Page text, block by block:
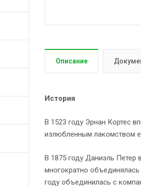
Описание
История
В 1523 году Эрнан Кортес
излюбленным лакомством
В 1875 году Даниэль
многократно объединялась
году объединилась с